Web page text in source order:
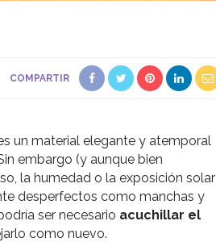
COMPARTIR
un material elegante y atemporal
embargo (y aunque bien
la humedad o la exposición solar
desperfectos como manchas y
ser necesario acuchillar el
como nuevo.